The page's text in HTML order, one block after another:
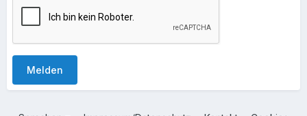
Melden